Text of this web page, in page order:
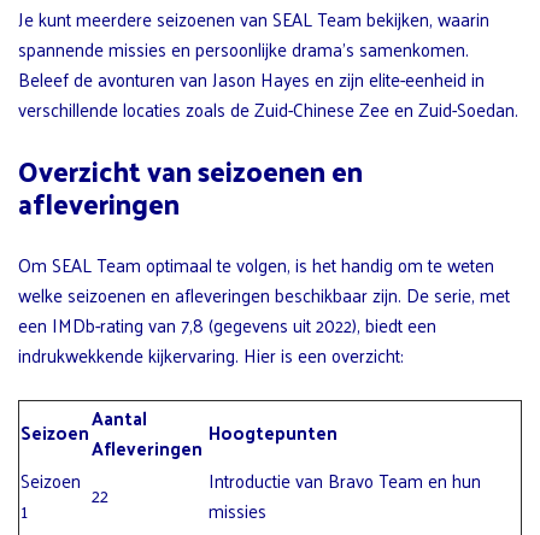
Je kunt meerdere seizoenen van SEAL Team bekijken, waarin
spannende missies en persoonlijke drama’s samenkomen.
Beleef de avonturen van Jason Hayes en zijn elite-eenheid in
verschillende locaties zoals de Zuid-Chinese Zee en Zuid-Soedan.
Overzicht van seizoenen en
afleveringen
Om SEAL Team optimaal te volgen, is het handig om te weten
welke seizoenen en afleveringen beschikbaar zijn. De serie, met
een IMDb-rating van 7,8 (gegevens uit 2022), biedt een
indrukwekkende kijkervaring. Hier is een overzicht:
SeizoenAantal
Afleveringen Hoogtepunten
Seizoen
1
22
Introductie van Bravo Team en hun
missies